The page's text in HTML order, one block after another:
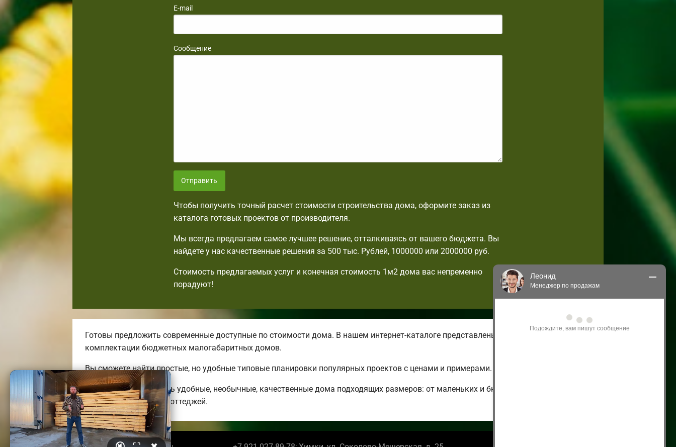
E-mail
Сообщение
Отправить
Чтобы получить точный расчет стоимости строительства дома, оформите заказ из
каталога готовых проектов от производителя.
Мы всегда предлагаем самое лучшее решение, отталкиваясь от вашего бюджета. Вы
найдете у нас качественные решения за 500 тыс. Рублей, 1000000 или 2000000 руб.
Стоимость предлагаемых услуг и конечная стоимость 1м2 дома вас непременно
порадуют!
Готовы предложить современные доступные по стоимости дома. В нашем интернет-каталоге представлены летние и зимние
комплектации бюджетных малогабаритных домов.
Вы сможете найти простые, но удобные типовые планировки популярных проектов с ценами и примерами.
Мы можем предложить удобные, необычные, качественные дома подходящих размеров: от маленьких и бюджетных до огромных
энергоэффективных коттеджей.
Леонид
Менеджер по продажам
Здравствуйте! Я могу
проконсультировать Вас по нашим
акциям и проектам.